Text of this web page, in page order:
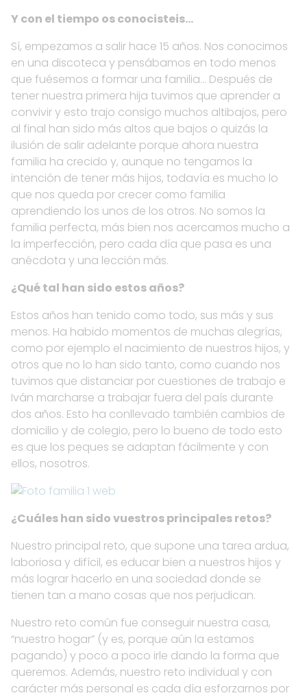
Y con el tiempo os conocisteis…
Sí, empezamos a salir hace 15 años. Nos conocimos
en una discoteca y pensábamos en todo menos
que fuésemos a formar una familia… Después de
tener nuestra primera hija tuvimos que aprender a
convivir y esto trajo consigo muchos altibajos, pero
al final han sido más altos que bajos o quizás la
ilusión de salir adelante porque ahora nuestra
familia ha crecido y, aunque no tengamos la
intención de tener más hijos, todavía es mucho lo
que nos queda por crecer como familia
aprendiendo los unos de los otros. No somos la
familia perfecta, más bien nos acercamos mucho a
la imperfección, pero cada día que pasa es una
anécdota y una lección más.
¿Qué tal han sido estos años?
Estos años han tenido como todo, sus más y sus
menos. Ha habido momentos de muchas alegrías,
como por ejemplo el nacimiento de nuestros hijos, y
otros que no lo han sido tanto, como cuando nos
tuvimos que distanciar por cuestiones de trabajo e
Iván marcharse a trabajar fuera del país durante
dos años. Esto ha conllevado también cambios de
domicilio y de colegio, pero lo bueno de todo esto
es que los peques se adaptan fácilmente y con
ellos, nosotros.
¿Cuáles han sido vuestros principales retos?
Nuestro principal reto, que supone una tarea ardua,
laboriosa y difícil, es educar bien a nuestros hijos y
más lograr hacerlo en una sociedad donde se
tienen tan a mano cosas que nos perjudican.
Nuestro reto común fue conseguir nuestra casa,
“nuestro hogar” (y es, porque aún la estamos
pagando) y poco a poco irle dando la forma que
queremos. Además, nuestro reto individual y con
carácter más personal es cada día esforzarnos por